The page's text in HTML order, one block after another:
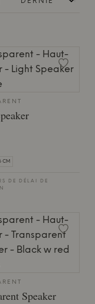
CM
DE DÉLAI DE
Speaker